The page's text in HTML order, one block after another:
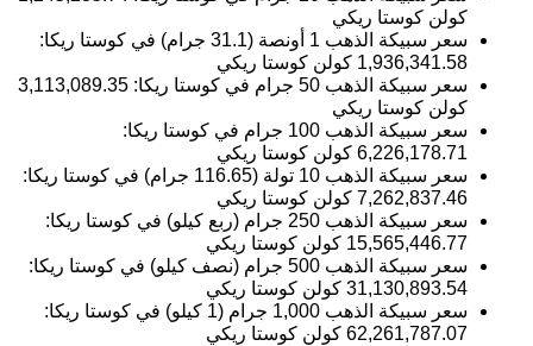
كولن كوستا ريكي
سعر سبيكة الذهب 1 أونصة (31.1 جرام) في كوستا ريكا:
1,936,341.58 كولن كوستا ريكي
سعر سبيكة الذهب 50 جرام في كوستا ريكا:
3,113,089.35
كولن كوستا ريكي
سعر سبيكة الذهب 100 جرام في كوستا ريكا:
6,226,178.71 كولن كوستا ريكي
سعر سبيكة الذهب 10 تولة (116.65 جرام) في كوستا ريكا:
7,262,837.46 كولن كوستا ريكي
سعر سبيكة الذهب 250 جرام (ربع كيلو) في كوستا ريكا:
15,565,446.77 كولن كوستا ريكي
سعر سبيكة الذهب 500 جرام (نصف كيلو) في كوستا ريكا:
31,130,893.54 كولن كوستا ريكي
سعر سبيكة الذهب 1,000 جرام (1 كيلو) في كوستا ريكا:
62,261,787.07 كولن كوستا ريكي